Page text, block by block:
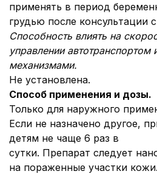
применять в период
грудью после консультации
Способность влиять на
управлении автотранспортом
механизмами.
Не установлена.
Способ применения и дозы.
Только для наружного
Если не назначено другое,
детям не чаще 6 раз в
сутки. Препарат следует
на пораженные участки кожи.